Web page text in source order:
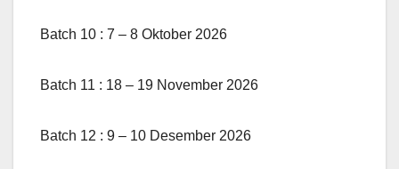
Batch 10 : 7 – 8 Oktober 2026
Batch 11 : 18 – 19 November 2026
Batch 12 : 9 – 10 Desember 2026